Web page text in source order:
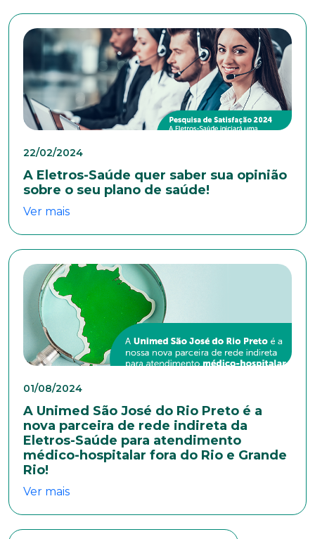
22/02/2024
A Eletros-Saúde quer saber sua opinião
sobre o seu plano de saúde!
Ver mais
01/08/2024
A Unimed São José do Rio Preto é a
nova parceira de rede indireta da
Eletros-Saúde para atendimento
médico-hospitalar fora do Rio e Grande
Rio!
Ver mais
Sexo
Masculino
Feminino Outros
Área de interesse
Anexar currículo*